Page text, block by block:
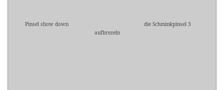
Pinsel show down
aufbrezeln
die Schminkpinsel 3